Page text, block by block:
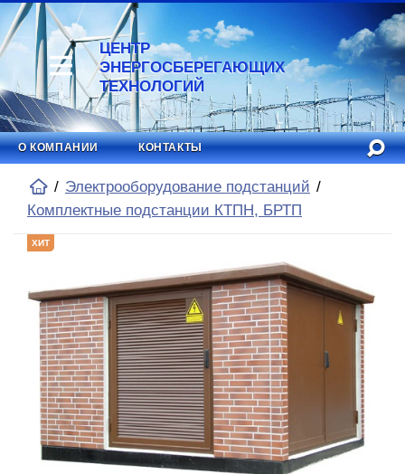
ЦЕНТР
ЭНЕРГОСБЕРЕГАЮЩИХ
ТЕХНОЛОГИЙ
О КОМПАНИИ КОНТАКТЫ
Электрооборудование подстанций
Комплектные подстанции КТПН, БРТП
ХИТ